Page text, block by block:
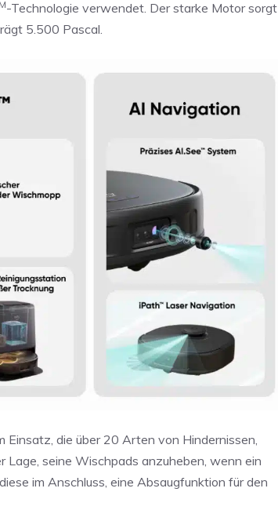
-Technologie verwendet. Der starke Motor sorgt
5.500 Pascal.
die über 20 Arten von Hindernissen,
Lage, seine Wischpads anzuheben, wenn ein
im Anschluss, eine Absaugfunktion für den